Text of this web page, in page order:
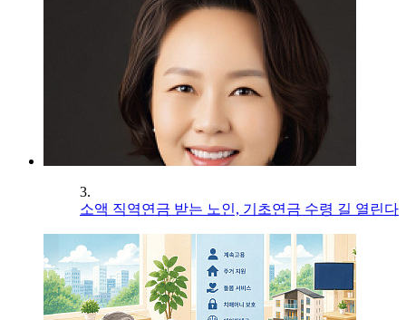
3.
소액 직역연금 받는 노인, 기초연금 수령 길 열린다